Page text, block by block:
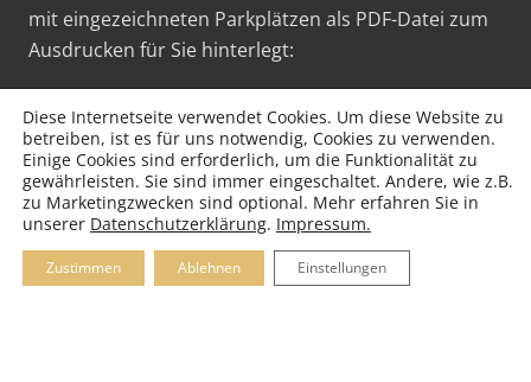
mit eingezeichneten Parkplätzen als PDF-Datei zum
Ausdrucken für Sie hinterlegt:
ZUM ORTSPLAN
Diese Internetseite verwendet Cookies. Um diese Website zu
betreiben, ist es für uns notwendig, Cookies zu verwenden.
Einige Cookies sind erforderlich, um die Funktionalität zu
gewährleisten. Sie sind immer eingeschaltet. Andere, wie z.B.
zu Marketingzwecken sind optional. Mehr erfahren Sie in
unserer Datenschutzerklärung. Impressum.
Zustimmen Ablehnen Einstellungen